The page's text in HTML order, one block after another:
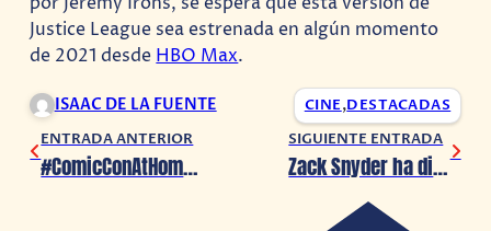
Justice League sea estrenada en algún momento
de 2021 desde HBO Max.
ISAAC DE LA FUENTE CINE,DESTACADAS
ENTRADA ANTERIOR
#ComicConAtHome ¡Conoce los detalles de lo que hubiera sido ‘Constantine 2’!
SIGUIENTE ENTRADA
Zack Snyder ha dicho que pronto veremos el tráiler del Snyder Cut